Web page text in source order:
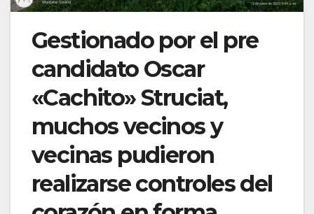
Gestionado por el pre
candidato Oscar
«Cachito» Struciat,
muchos vecinos y
vecinas pudieron
realizarse controles del